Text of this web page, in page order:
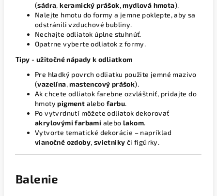
(sádra,keramický prášok,mydlová hmota).
Nalejte hmotu do formy a jemne poklepte, aby sa
odstránili vzduchové bubliny.
Nechajte odliatok úplne stuhnúť.
Opatrne vyberte odliatok z formy.
Tipy - užitočné nápady k odliatkom
Pre hladký povrch odliatku použite jemné mazivo
(vazelína,mastencový prášok).
Ak chcete odliatok farebne ozvláštniť, pridajte do
hmotypigment alebofarbu.
Po vytvrdnutí môžete odliatok dekorovať
akrylovými farbami alebolakom.
Vytvorte tematické dekorácie – napríklad
vianočné ozdoby, svietniky či figúrky.
Balenie